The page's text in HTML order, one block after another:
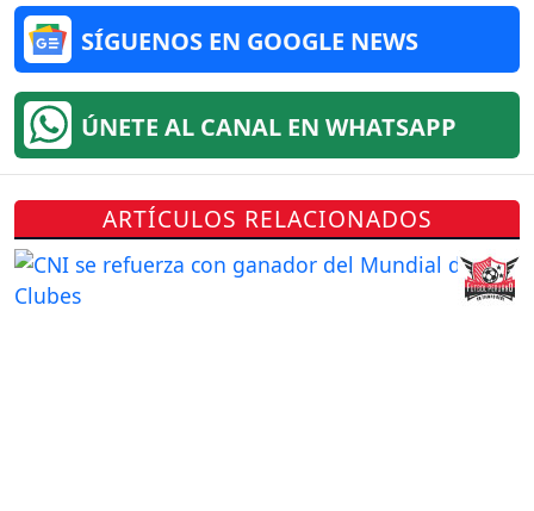
SÍGUENOS EN GOOGLE NEWS
ÚNETE AL CANAL EN WHATSAPP
ARTÍCULOS RELACIONADOS